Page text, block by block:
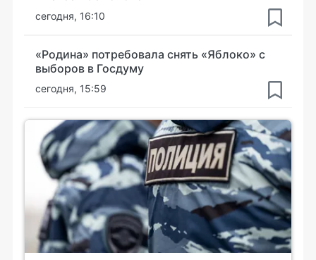
сегодня, 16:10
«Родина» потребовала снять «Яблоко» с
выборов в Госдуму
сегодня, 15:59